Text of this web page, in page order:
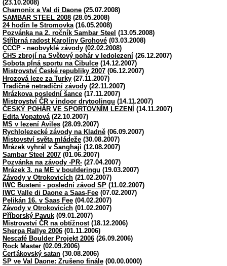
(23.10.2008)
Chamonix a Val di Daone (25.07.2008)
SAMBAR STEEL 2008 (28.05.2008)
24 hodin le Stromovka(16.05.2008)
Pozvánka na 2. ročník Sambar Steel (13.05.2008)
Stříbrná radost Karolíny Grohové (03.03.2008)
CCCP - neobvyklé závody (02.02.2008)
ČHS zbrojí na Světový pohár v ledolezení (26.12.2007)
Sobota plná sportu na Cibulce (14.12.2007)
Mistrovství České republiky 2007 (06.12.2007)
Hrozová leze za Turky (27.11.2007)
Tradičně netradiční závody (22.11.2007)
Mrázkova poslední šance (17.11.2007)
Mistrovství ČR v indoor drytoolingu (14.11.2007)
ČESKÝ POHÁR VE SPORTOVNÍM LEZENÍ
(14.11.2007)
Edita Vopatová(22.10.2007)
MS v lezení Aviles (28.09.2007)
Rychlolezecké závody na Kladně (06.09.2007)
Mistovství světa mládeže (30.08.2007)
Mrázek vyhrál v Šanghaji (12.08.2007)
Sambar Steel 2007 (01.06.2007)
Pozvánka na závody -PR- (27.04.2007)
Mrázek 3. na ME v boulderingu (19.03.2007)
Závody v Otrokovicích (21.02.2007)
IWC Busteni - poslední závod SP (11.02.2007)
IWC Valle di Daone a Saas-Fee (07.02.2007)
Pelikán 16. v Saas Fee (04.02.2007)
Závody v Otrokovicích (01.02.2007)
Příborský Pavuk (09.01.2007)
Mistrovství ČR na obtížnost(18.12.2006)
Sherpa Rallye 2006 (01.11.2006)
Nescafé Boulder Projekt 2006 (26.09.2006)
Rock Master (02.09.2006)
Čerťákovský satan (30.08.2006)
SP ve Val Daone: Zrušeno finále (00.00.0000)